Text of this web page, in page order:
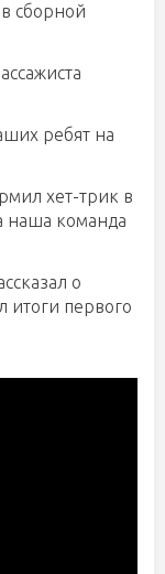
сборной
ребят на
хет-трик в
наша команда
о
итоги первого